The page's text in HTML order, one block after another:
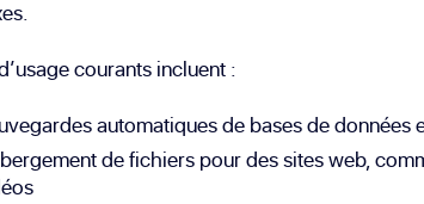
courants incluent :
automatiques de bases de données
de fichiers pour des sites web,